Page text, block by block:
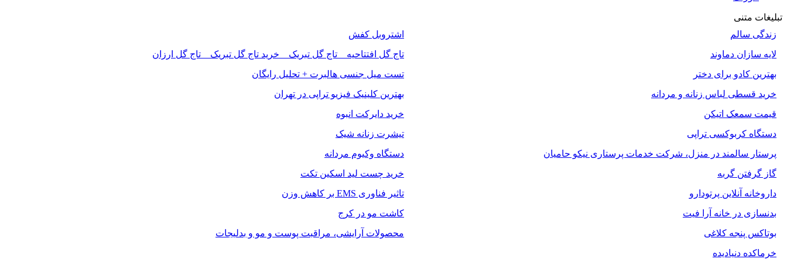
تبلیغات متنی
زندگی سالم
اشتروبل کفش
لایه سازان دماوند
تاج گل افتتاحیه _ تاج گل تبریک _ خرید تاج گل تبریک _ تاج گل ارزان
بهترین کادو برای دختر
تست میل جنسی هالبرت + تحلیل رایگان
خرید قسطی لباس زنانه و مردانه
بهترین کلینیک فیزیو تراپی در تهران
قیمت سمعک اتیکن
خرید دایرکت انبوه
دستگاه کربوکسی تراپی
تیشرت زنانه شیک
پرستار سالمند در منزل، شرکت خدمات پرستاری نیکو حامیان
دستگاه وکیوم مردانه
گاز گرفتن گربه
خرید چست لید اسکین تکت
داروخانه آنلاین پرتودارو
تاثیر فناوری EMS بر کاهش وزن
بدنسازی در خانه آرا فیت
کاشت مو در کرج
بوتاکس پنجه کلاغی
محصولات آرایشی، مراقبت پوست و مو و بدلیجات
خرماکده دنیادیده